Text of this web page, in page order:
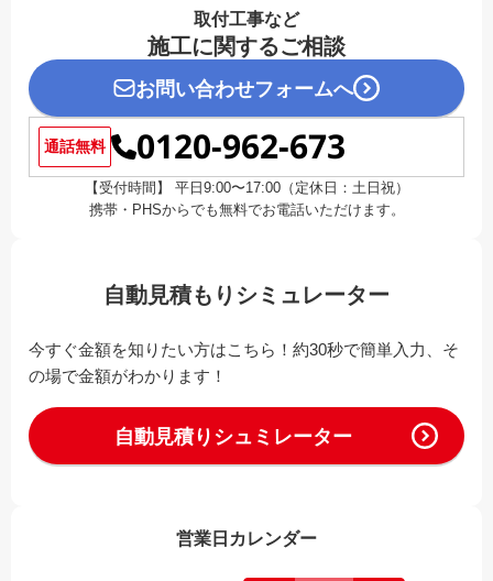
取付工事など
施工に関するご相談
お問い合わせフォームへ
通話無料 0120-962-673
【受付時間】 平日9:00〜17:00（定休日：土日祝）
携帯・PHSからでも無料でお電話いただけます。
自動見積もりシミュレーター
今すぐ金額を知りたい方はこちら！約30秒で簡単入力、そ
の場で金額がわかります！
自動見積りシュミレーター
営業日カレンダー